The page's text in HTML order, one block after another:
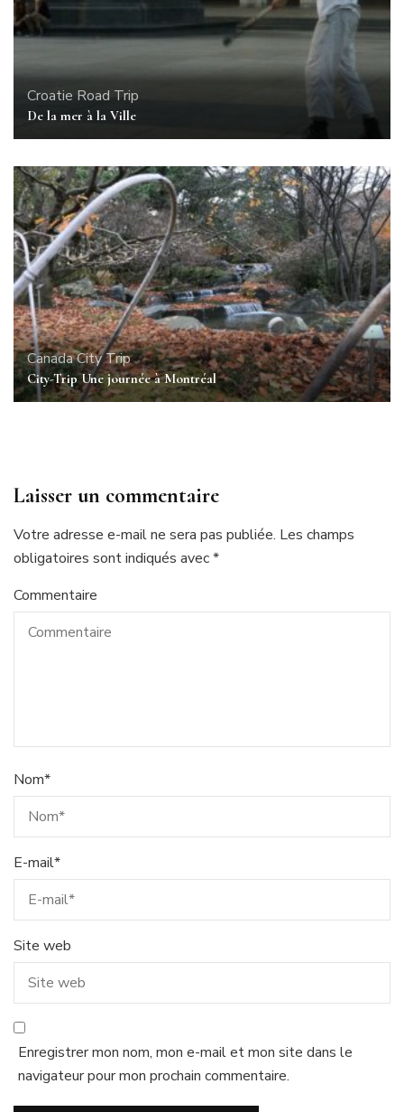
Croatie Road Trip
De la mer à la Ville
CanadaCity Trip
City-Trip Une journée à Montréal
Laisser un commentaire
Votre adresse e-mail ne sera pas publiée. Les champs
obligatoires sont indiqués avec*
Commentaire
Nom*
E-mail*
Site web
Enregistrer mon nom, mon e-mail et mon site dans le
navigateur pour mon prochain commentaire.